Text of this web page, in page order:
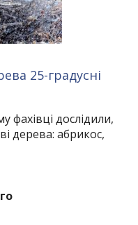
25-градусні
фахівці дослідили,
дерева: абрикос,